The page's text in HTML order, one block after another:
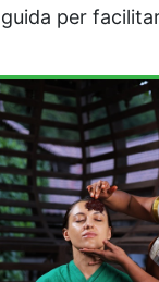
per